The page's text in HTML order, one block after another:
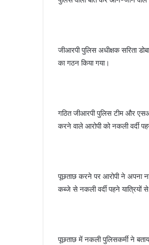
जीआरपी पुलिस अधीक्षक सरिता
का गठन किया गया।
गठित जीआरपी पुलिस टीम और
करने वाले आरोपी को नकली वर्दी
पूछताछ करने पर आरोपी ने अपना
कब्जे से नकली वर्दी पहने यात्रियों
पूछताछ में नकली पुलिसकर्मी ने